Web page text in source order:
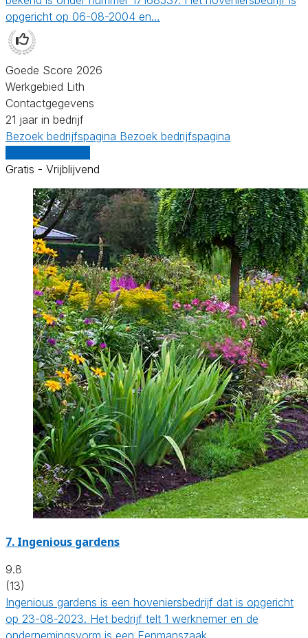
opgericht op 06-08-2004 en…
Goede Score 2026
Werkgebied Lith
Contactgegevens
21 jaar in bedrijf
Bezoek bedrijfspagina Bezoek bedrijfspagina
Gratis - Vrijblijvend
7. Ingenious gardens
9.8
(13)
Ingenious gardens is een hoveniersbedrijf dat is opgericht
op 23-08-2023. Het bedrijf telt 1 werknemer en de
ondernemingsvorm is een Eenmanszaak.